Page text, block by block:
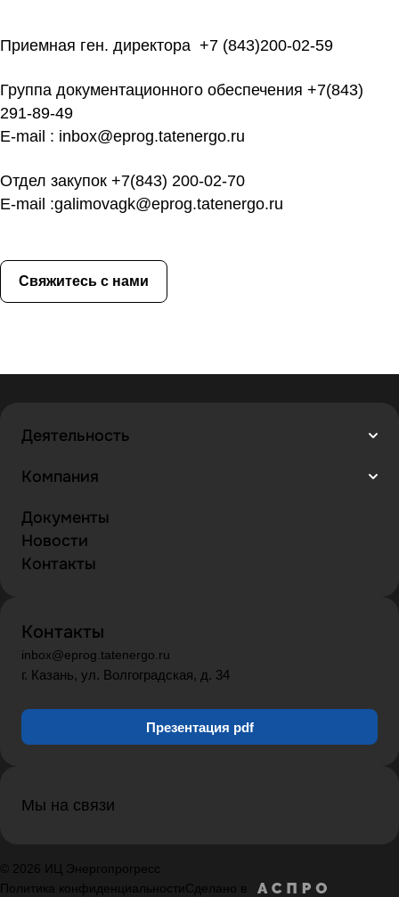
Приемная ген. директора +7 (843)200-02-59
Группа документационного обеспечения +7(843)
291-89-49
E-mail : inbox@eprog.tatenergo.ru
Отдел закупок +7(843) 200-02-70
E-mail :galimovagk@eprog.tatenergo.ru
Свяжитесь с нами
Деятельность
Компания
Документы
Новости
Контакты
Контакты
inbox@eprog.tatenergo.ru
г. Казань, ул. Волгоградская, д. 34
Презентация pdf
Мы на связи
© 2026 ИЦ Энергопрогресс
Политика конфиденциальностиСделано в